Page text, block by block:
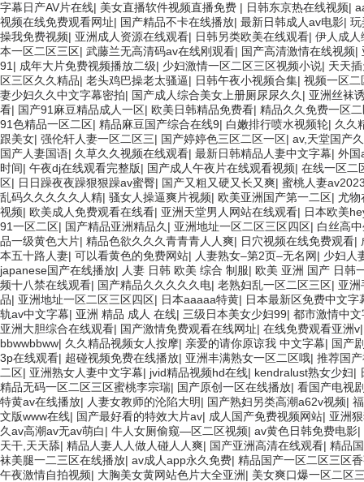
字幕日产AV片在线| 美女直播软件视频直播免费 | 日韩东京热在线视频|
视频在线免费观看网址| 国产精品不卡在线播放| 最新日韩成人av电影| 玩
操我免费视频| 亚洲成人资源在线观看| 日韩另类欧美在线观看| 伊人成人
本一区二区三区| 武藤兰无高清码av在线刚观看| 国产高清激情在线视频|
91 | 成年大片免费视频播放二级| 少妇激情一区二区三区视频小说| 天天
区三区久久精品| 老头鸡巴操老太骚逼| 日韩午夜小视频合集| 视频一区二
妻少妇久久中文字幕密拍| 国产成人综合美女上册厕尿尿久久 | 亚洲丝袜
看| 国产91麻豆精品成人一区| 欧美日韩精品免费看| 精品久久免费一区
91色精品一区二区| 精品麻豆国产综合在线9| 白嫩排行喷水视频轮| 久久
跟美女| 强伦轩人妻一区二区三| 国产婷婷色三区二区一区| av,天堂国产
国产人妻国语| 久草久久视频在线观看| 最新日韩精品人妻中文字幕| 外国
时间| 午夜dj在线观看完整版| 国产成人午夜片在线观看视频| 在线一区二
区| 日日躁夜夜躁狠狠躁av蜜臀| 国产又粗又硬又长又爽| 蜜桃人妻
乱码久久久久久人精| 骚女人操逼爽片视频| 欧美亚洲国产第一二区| 尤物
视频| 欧美成人免费观看在线看| 亚洲天堂男人网站在线观看| 日本欧美
91一区二区| 国产精品亚洲精品久 | 亚洲地址一区二区三区四区| 白丝高
品一级黄色大片| 精品色欲久久久青青青人人爽| 日穴视频在线免费观看|
本五十路人妻| 可以看黄色的免费网站| 人妻熟女–第2页–无名网| 少妇人
japanese国产在线播放| 人妻 日韩 欧美 综合 制服| 欧美 亚洲 国产 日韩
频十八禁在线观看| 国产精品久久久久久电| 老熟妇乱一区二区三区| 亚洲
品| 亚洲地址一区二区三区四区| 日本aaaaa特黄| 日本最新区免费中文字
轨av中文字幕| 亚洲 精品 成人 在线| 三级日本美女少妇99| 都市激情中
亚洲大胆综合在线观看| 国产激情免费观看在线网址| 在线免费观看亚洲v
bbwwbbww| 久久精品视频女人按摩| 亲爱的请你原谅我 中文字幕| 国产
3p在线观看| 超碰视频免费在线播放| 亚洲丰满熟女一区二区哦| 推荐国
二区| 亚洲熟女人妻中文字幕| jvid精品视频hd在线| kendralust熟女少妇|
精品无码一区二区三区蜜桃李宗瑞| 国产原创一区在线播放| 看国产电视
特黄av在线播放| 人妻女教师的沦陷大明| 国产熟妇另类高潮a62v视频|
文版www在线| 国产最好看的特效大片av| 成人国产免费视频网站| 亚洲
久av高潮av无av萌白| 牛人女厕偷窥—区二区视频| av黄色日韩免费电影|
天干,天天舔| 精品人妻人人做人碰人人爽| 国产亚洲高清在线观看| 精品
袜美腿一二三区在线播放| av成人app永久免费| 精品国产一区二区三区
午夜激情自拍视频| 大胸美女黄网站色片大全亚洲| 美女爽口爆一区二区